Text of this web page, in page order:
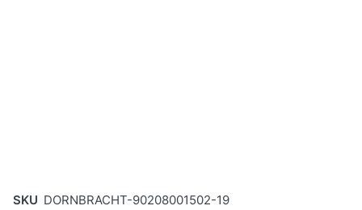
SKU DORNBRACHT-90208001502-19